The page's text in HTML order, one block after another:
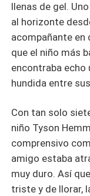
llenas de gel.
al horizonte
acompañante en
que el niño más
encontraba echo
hundida entre
Con tan solo
niño Tyson
comprensivo
amigo estaba
muy duro. Así
triste y de llorar,